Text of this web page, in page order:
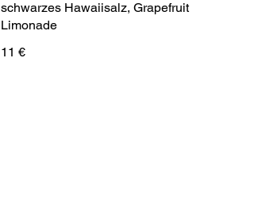
schwarzes Hawaiisalz, Grapefruit
Limonade
11 €